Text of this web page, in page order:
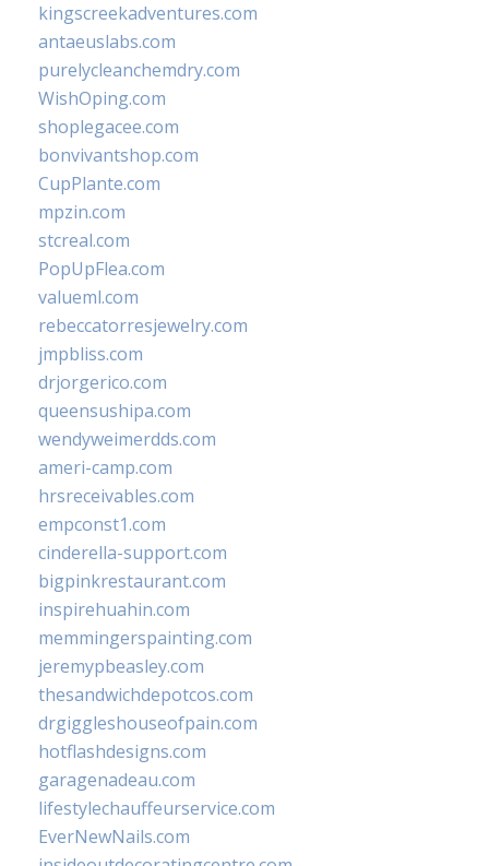
kingscreekadventures.com
antaeuslabs.com
purelycleanchemdry.com
WishOping.com
shoplegacee.com
bonvivantshop.com
CupPlante.com
mpzin.com
stcreal.com
PopUpFlea.com
valueml.com
rebeccatorresjewelry.com
jmpbliss.com
drjorgerico.com
queensushipa.com
wendyweimerdds.com
ameri-camp.com
hrsreceivables.com
empconst1.com
cinderella-support.com
bigpinkrestaurant.com
inspirehuahin.com
memmingerspainting.com
jeremypbeasley.com
thesandwichdepotcos.com
drgiggleshouseofpain.com
hotflashdesigns.com
garagenadeau.com
lifestylechauffeurservice.com
EverNewNails.com